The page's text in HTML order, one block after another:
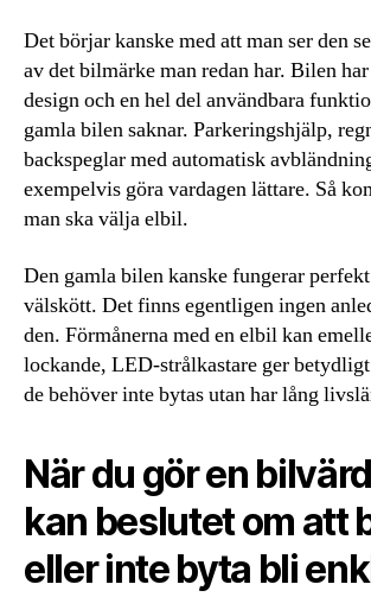
Det börjar kanske med att man ser den
av det bilmärke man redan har. Bilen
design och en hel del användbara
gamla bilen saknar. Parkeringshjälp,
backspeglar med automatisk
exempelvis göra vardagen lättare. Så
man ska välja elbil.
Den gamla bilen kanske fungerar
välskött. Det finns egentligen ingen
den. Förmånerna med en elbil kan
lockande, LED-strålkastare ger
de behöver inte bytas utan har lång
När du gör en
kan beslutet om att
eller inte byta bli